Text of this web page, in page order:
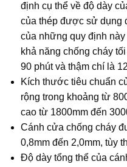
định cụ thể về độ dày
của thép được sử dụng
của những quy định
khả năng chống cháy
90 phút và thậm chí là
Kích thước tiêu chuẩn
rộng trong khoảng từ
cao từ 1800mm đến
Cánh cửa chống cháy
0,8mm đến 2,0mm, tùy
Độ dày tổng thể của